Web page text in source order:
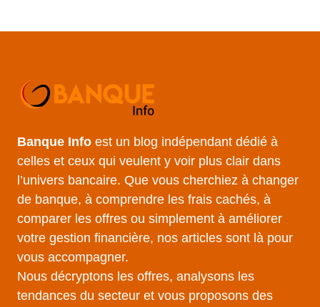
Banque Info est un blog indépendant dédié à
celles et ceux qui veulent y voir plus clair dans
l’univers bancaire. Que vous cherchiez à changer
de banque, à comprendre les frais cachés, à
comparer les offres ou simplement à améliorer
votre gestion financière, nos articles sont là pour
vous accompagner.
Nous décryptons les offres, analysons les
tendances du secteur et vous proposons des